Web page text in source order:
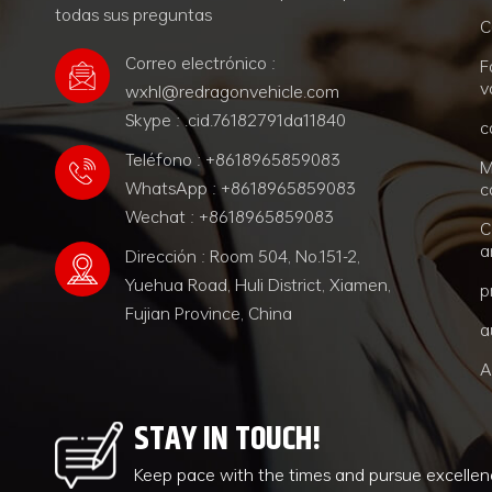
todas sus preguntas
Correo electrónico :
wxhl@redragonvehicle.com
Skype : .cid.76182791da11840
Teléfono : +8618965859083
WhatsApp : +8618965859083
Wechat : +8618965859083
Dirección : Room 504, No.151-2,
Yuehua Road, Huli District, Xiamen,
Fujian Province, China
STAY IN TOUCH!
Keep pace with the times and pursue